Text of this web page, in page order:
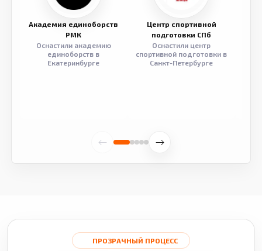
Академия единоборств
РМК
Оснастили академию
единоборств в
Екатеринбурге
Центр спортивной
подготовки СПб
Оснастили центр
спортивной подготовки в
Санкт-Петербурге
ПРОЗРАЧНЫЙ ПРОЦЕСС